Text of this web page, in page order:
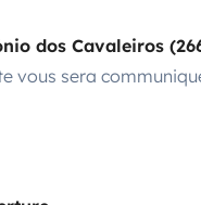
dos Cavaleiros
vous sera